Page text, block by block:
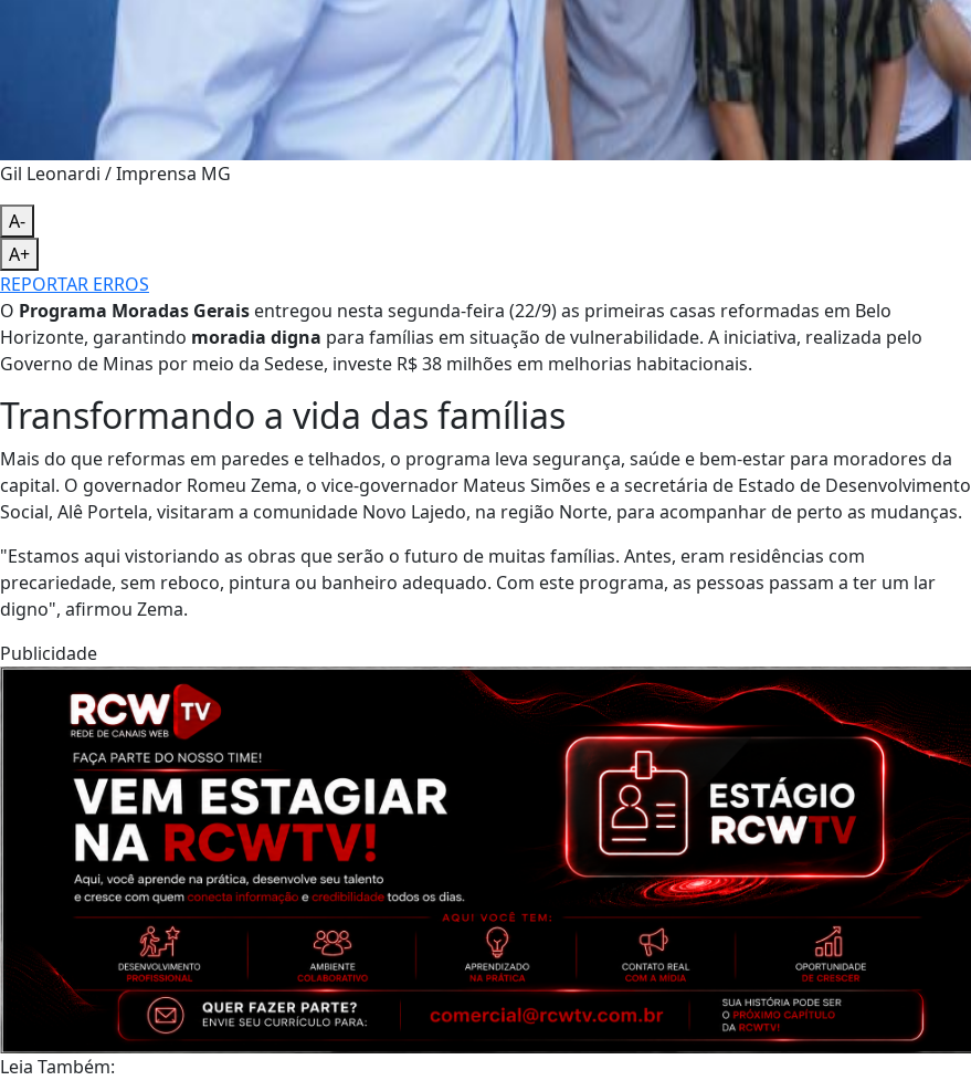
Gil Leonardi / Imprensa MG
A-
A+
REPORTAR ERROS
O Programa Moradas Gerais entregou nesta segunda-feira (22/9) as primeiras casas reformadas em Belo
Horizonte, garantindo moradia digna para famílias em situação de vulnerabilidade. A iniciativa, realizada pelo
Governo de Minas por meio da Sedese, investe R$ 38 milhões em melhorias habitacionais.
Transformando a vida das famílias
Mais do que reformas em paredes e telhados, o programa leva segurança, saúde e bem-estar para moradores da
capital. O governador Romeu Zema, o vice-governador Mateus Simões e a secretária de Estado de Desenvolvimento
Social, Alê Portela, visitaram a comunidade Novo Lajedo, na região Norte, para acompanhar de perto as mudanças.
"Estamos aqui vistoriando as obras que serão o futuro de muitas famílias. Antes, eram residências com
precariedade, sem reboco, pintura ou banheiro adequado. Com este programa, as pessoas passam a ter um lar
digno", afirmou Zema.
Publicidade
Leia Também: